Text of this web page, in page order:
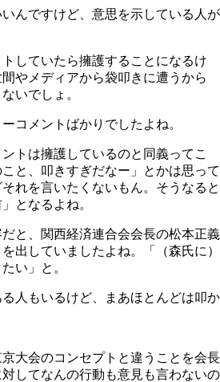
んですけど、意思を示している人が
していたら擁護することになるけ
やメディアから袋叩きに遭うから
いでしょ。
コメントばかりでしたよね。
トは擁護しているのと同義ってこ
と、叩きすぎだなー」とかは思って
れを言いたくないもん。そうなると
となるよね。
と、関西経済連合会会長の松本正義
出していましたよね。「（森氏に）
い」と。
人もいるけど、まあほとんどは叩か
大会のコンセプトと違うことを会長
してなんの行動も意見も言わないの